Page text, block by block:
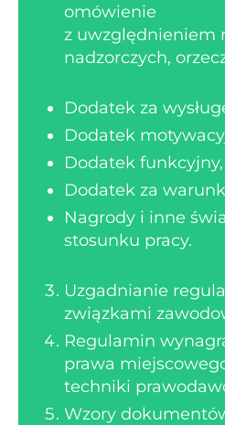
omówienie
z uwzględnieniem
nadzorczych,
Dodatek za
Dodatek
Dodatek funkcyjny,
Dodatek za
Nagrody i inne
stosunku pracy.
Uzgadnianie
związkami
Regulamin
prawa
techniki
Wzory